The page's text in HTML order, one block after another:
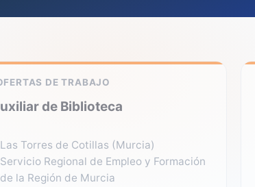
DE TRABAJO
de Biblioteca
Las Torres de Cotillas (Murcia)
Servicio Regional de Empleo y Formación
de la Región de Murcia